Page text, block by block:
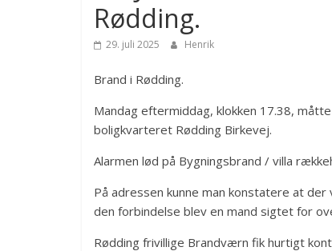
Rødding.
29. juli 2025 Henrik
Brand i Rødding.
Mandag eftermiddag, klokken 17.38,
boligkvarteret Rødding Birkevej.
Alarmen lød på Bygningsbrand / villa
På adressen kunne man konstatere at
den forbindelse blev en mand sigtet for
Rødding frivillige Brandværn fik hurtigt